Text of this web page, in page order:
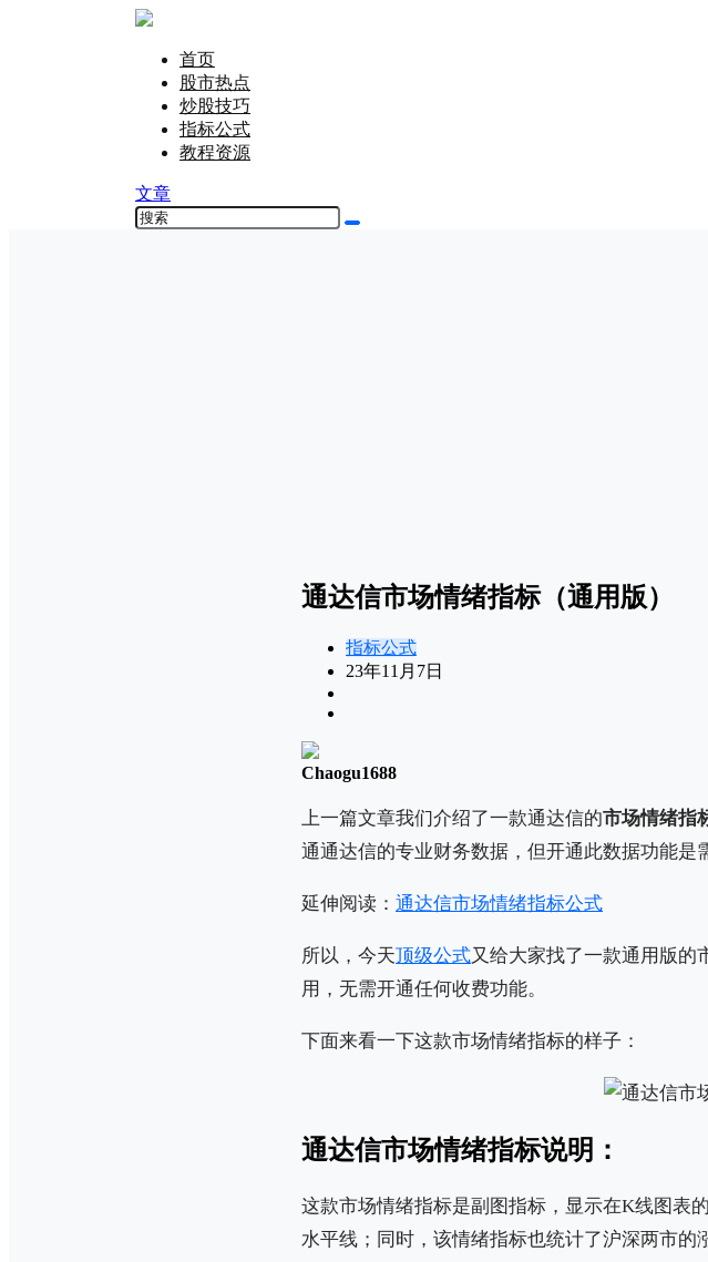
首页
股市热点
炒股技巧
指标公式
教程资源
文章
通达信市场情绪指标（通用版）
指标公式
23年11月7日
Chaogu1688
上一篇文章我们介绍了一款通达信的市场情绪指
通通达信的专业财务数据，但开通此数据功能是
延伸阅读： 通达信市场情绪指标公式
所以，今天顶级公式又给大家找了一款通用版的
用，无需开通任何收费功能。
下面来看一下这款市场情绪指标的样子：
通达信市场情绪指标说明：
这款市场情绪指标是副图指标，显示在K线图表
水平线；同时，该情绪指标也统计了沪深两市的